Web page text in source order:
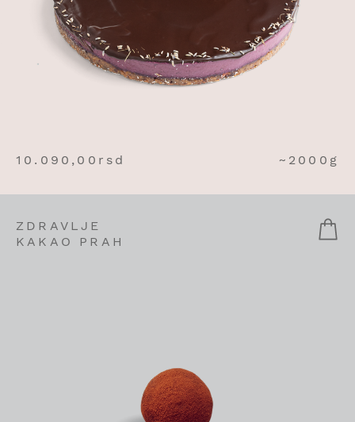
10.090,00 rsd ~2000g
ZDRAVLJE
KAKAO PRAH